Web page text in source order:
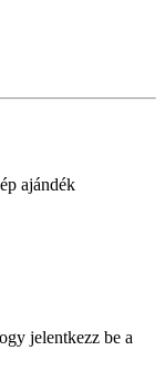
ajándék
jelentkezz be a